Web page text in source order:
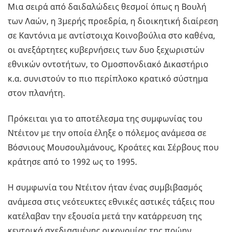
Μια σειρά από δαιδαλώδεις θεσμοί όπως η Βουλή
των Λαών, η 3μερής προεδρία, η διοικητική διαίρεση
σε Καντόνια με αντίστοιχα Κοινοβούλια στο καθένα,
οι ανεξάρτητες κυβερνήσεις των δυο ξεχωριστών
εθνικών οντοτήτων, το Ομοσπονδιακό Δικαστήριο
κ.α. συνιστούν το πιο περίπλοκο κρατικό σύστημα
στον πλανήτη.
Πρόκειται για το αποτέλεσμα της συμφωνίας του
Ντέιτον με την οποία έληξε ο πόλεμος ανάμεσα σε
Βόσνιους Μουσουλμάνους, Κροάτες και Σέρβους που
κράτησε από το 1992 ως το 1995.
Η συμφωνία του Ντέιτον ήταν ένας συμβιβασμός
ανάμεσα στις νεότευκτες εθνικές αστικές τάξεις που
κατέλαβαν την εξουσία μετά την κατάρρευση της